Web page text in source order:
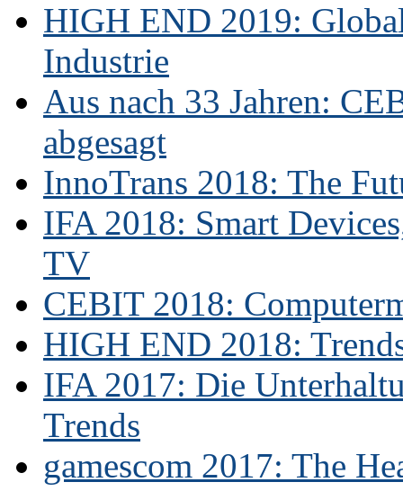
HIGH END 2019:
Industrie
Aus nach 33 Jahren:
abgesagt
InnoTrans 2018: The
IFA 2018: Smart
TV
CEBIT 2018:
HIGH END 2018:
IFA 2017: Die
Trends
gamescom 2017: The